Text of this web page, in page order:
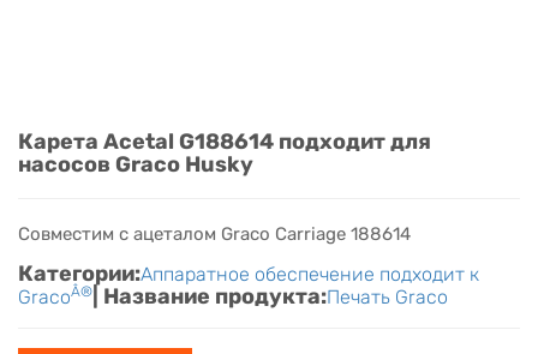
Карета Acetal G188614 подходит для
насосов Graco Husky
Совместим с ацеталом Graco Carriage 188614
Категории:Аппаратное обеспечение подходит к
GracoÂ® | Название продукта:Печать Graco